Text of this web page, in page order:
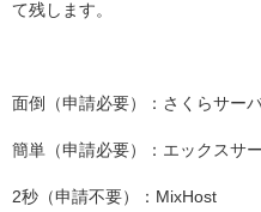
て残します。
面倒（申請必要）：さくらサー
簡単（申請必要）：エックスサ
2秒（申請不要）：MixHost